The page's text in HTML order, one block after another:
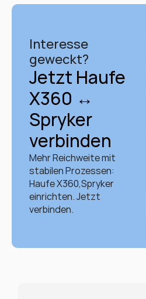
Interesse
geweckt?
Jetzt Haufe
X360 ↔
Spryker
verbinden
Mehr Reichweite mit
stabilen Prozessen:
Haufe X360,Spryker
einrichten. Jetzt
verbinden.